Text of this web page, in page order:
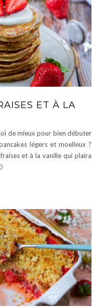
ET À LA
de mieux pour bien débuter
légers et moelleux ?
et à la vanille qui plaira